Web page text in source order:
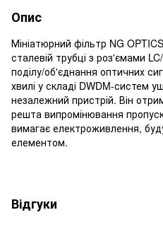
Опис
Мініатюрний фільтр NG
сталевій трубці з роз'ємами
поділу/об'єднання оптичних
хвилі у складі DWDM-систем
незалежний пристрій. Він
решта випромінювання
вимагає електроживлення,
елементом.
Відгуки